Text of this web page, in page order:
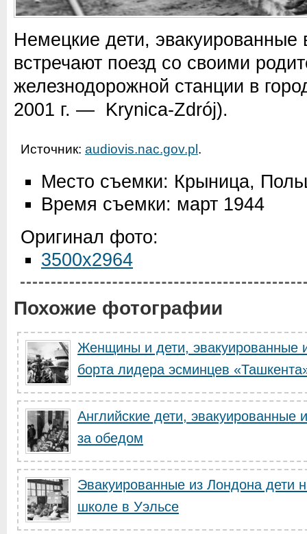
Немецкие дети, эвакуированные
встречают поезд со своими
железнодорожной станции в
2001 г. — Krynica-Zdrój).
Источник: audiovis.nac.gov.pl .
Место съемки: Крыница,
Время съемки: март 1944
Оригинал фото:
3500x2964
Похожие фотографии
Женщины и дети, эвакуированные
борта лидера эсминцев
Английские дети, эвакуированные
за обедом
Эвакуированные из Лондона дети
школе в Уэльсе